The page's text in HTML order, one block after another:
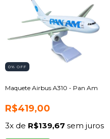
0% OFF
Maquete Airbus A310 - Pan Am
R$419,00
3x de R$139,67 sem juros